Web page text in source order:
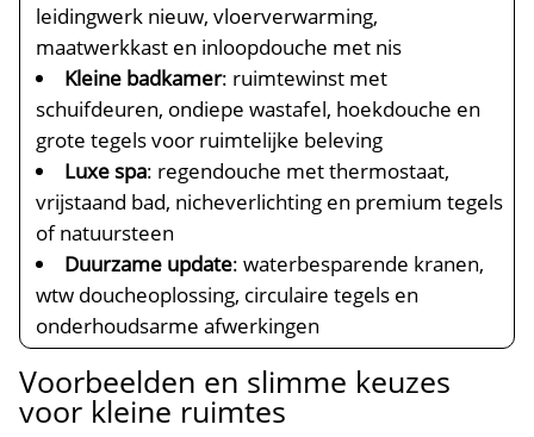
leidingwerk nieuw, vloerverwarming,
maatwerkkast en inloopdouche met nis
Kleine badkamer: ruimtewinst met
schuifdeuren, ondiepe wastafel, hoekdouche en
grote tegels voor ruimtelijke beleving
Luxe spa: regendouche met thermostaat,
vrijstaand bad, nicheverlichting en premium tegels
of natuursteen
Duurzame update: waterbesparende kranen,
wtw doucheoplossing, circulaire tegels en
onderhoudsarme afwerkingen
Voorbeelden en slimme keuzes
voor kleine ruimtes